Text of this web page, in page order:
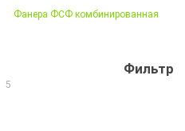
Фанера ФСФ комбинированная
5
Фильтр